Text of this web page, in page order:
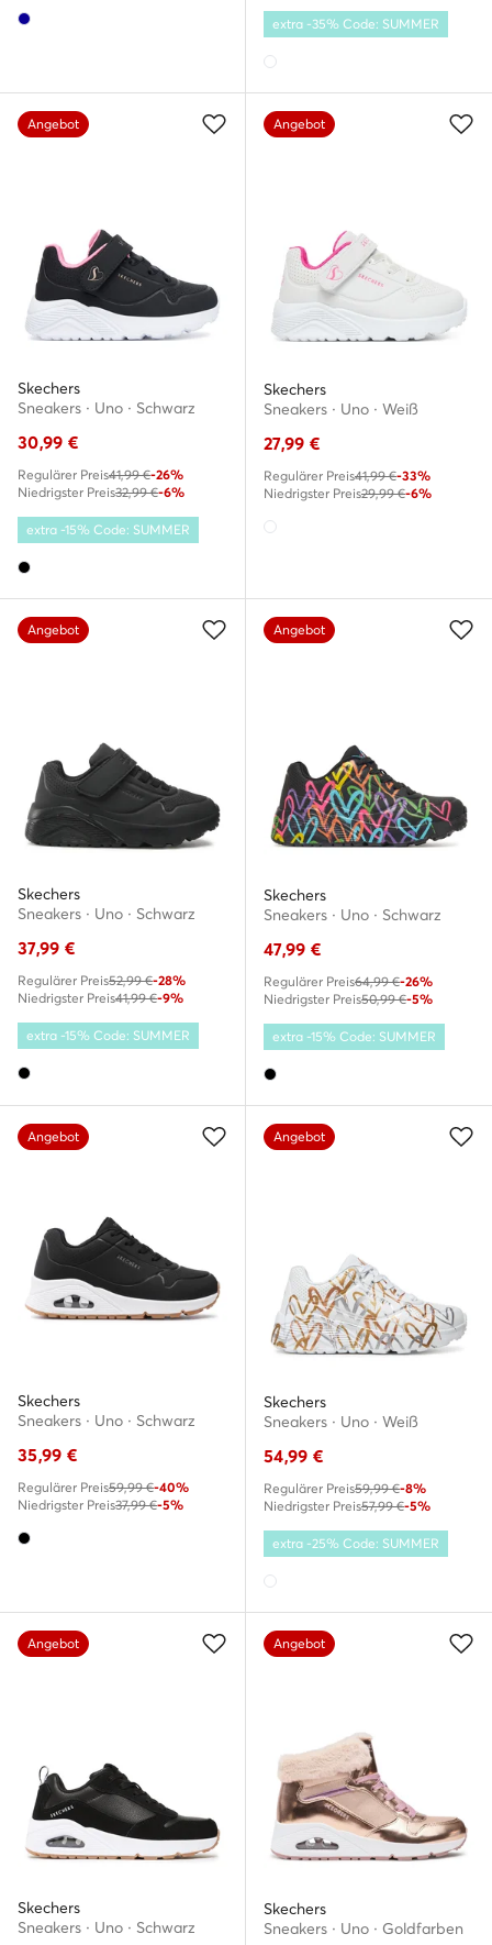
extra -35% Code: SUMMER
Angebot
Skechers
Sneakers · Uno · Schwarz
30,99 €
Regulärer Preis41,99 €-26%
Niedrigster Preis32,99 €-6%
extra -15% Code: SUMMER
Angebot
Skechers
Sneakers · Uno · Weiß
27,99 €
Regulärer Preis41,99 €-33%
Niedrigster Preis29,99 €-6%
Angebot
Skechers
Sneakers · Uno · Schwarz
37,99 €
Regulärer Preis52,99 €-28%
Niedrigster Preis41,99 €-9%
extra -15% Code: SUMMER
Angebot
Skechers
Sneakers · Uno · Schwarz
47,99 €
Regulärer Preis64,99 €-26%
Niedrigster Preis50,99 €-5%
extra -15% Code: SUMMER
Angebot
Skechers
Sneakers · Uno · Schwarz
35,99 €
Regulärer Preis59,99 €-40%
Niedrigster Preis37,99 €-5%
Angebot
Skechers
Sneakers · Uno · Weiß
54,99 €
Regulärer Preis59,99 €-8%
Niedrigster Preis57,99 €-5%
extra -25% Code: SUMMER
Angebot
Skechers
Sneakers · Uno · Schwarz
Angebot
Skechers
Sneakers · Uno · Goldfarben